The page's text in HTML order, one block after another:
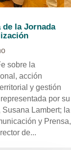
la Jornada
sobre la
acción
y gestión
por su
Lambert; la
y Prensa,
de...